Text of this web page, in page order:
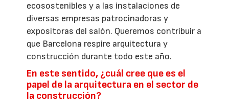
ecosostenibles y a las instalaciones de
diversas empresas patrocinadoras y
expositoras del salón. Queremos contribuir a
que Barcelona respire arquitectura y
construcción durante todo este año.
En este sentido, ¿cuál cree que es el
papel de la arquitectura en el sector de
la construcción?